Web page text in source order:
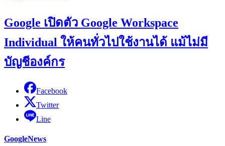
Google เปิดตัว Google Workspace
Individual ให้คนทั่วไปใช้งานได้ แม้ไม่มี
บัญชีองค์กร
Facebook
Twitter
Line
GoogleNews